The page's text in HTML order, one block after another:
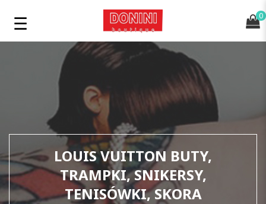
0
LOUIS VUITTON BUTY,
TRAMPKI, SNIKERSY,
TENISÓWKI, SKORA